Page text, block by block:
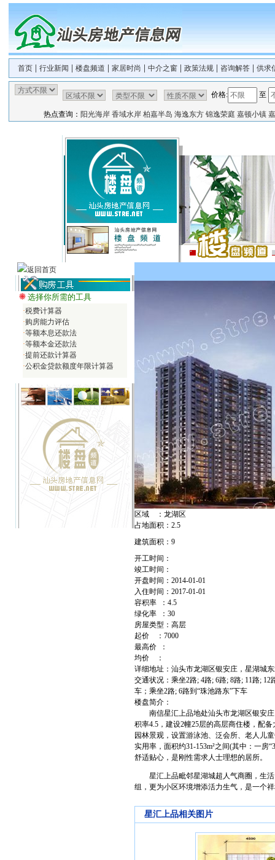
首页 行业新闻 楼盘频道 家居时尚 中介之窗 政策法规 咨询解答 供求
价格: 至
热点查询： 阳光海岸 香域水岸 柏嘉半岛 海逸东方 锦逸荣庭 嘉顿小镇
返回首页
选择你所需的工具
·税费计算器
·购房能力评估
·等额本息还款法
·等额本金还款法
·提前还款计算器
·公积金贷款额度年限计算器
区域 ：龙湖区
占地面积：2.5
建筑面积：9
开工时间：
竣工时间：
开盘时间：2014-01-01
入住时间：2017-01-01
容积率 ：4.5
绿化率 ：30
房屋类型：高层
起价 ：7000
最高价 ：
均价 ：
详细地址：汕头市龙湖区银安庄，星湖城
交通状况：乘坐2路; 4路; 6路; 8路; 11路; 12
车；乘坐2路; 6路到“珠池路东”下车
楼盘简介：
南信星汇上品地处汕头市龙湖区银安庄，
积率4.5，建设2幢25层的高层商住楼，配
园林景观，设置游泳池、泛会所、老人儿
实用率，面积约31-153m²之间(其中：一房
舒适贴心，是刚性需求人士理想的居所。
星汇上品毗邻星湖城超人气商圈，生活
组，更为小区环境增添活力生气，是一个
星汇上品相关图片